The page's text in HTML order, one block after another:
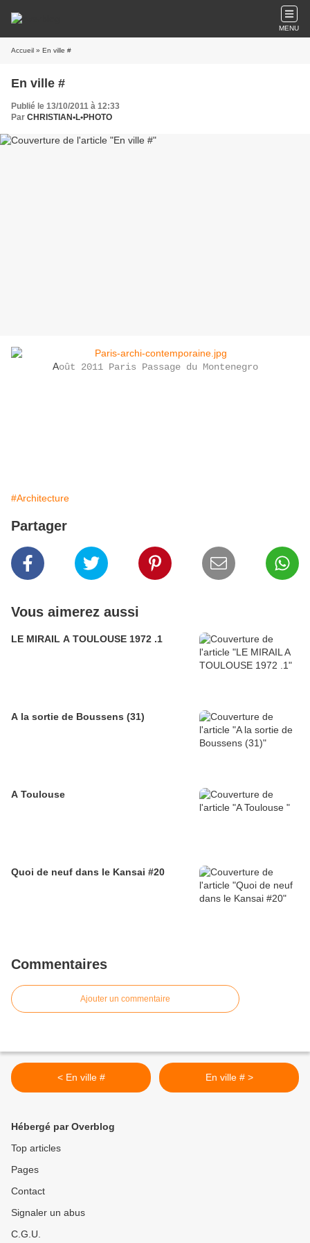
MENU
Accueil » En ville #
En ville #
Publié le 13/10/2011 à 12:33
Par CHRISTIAN•L•PHOTO
Août 2011 Paris Passage du Montenegro
#Architecture
Partager
Vous aimerez aussi
LE MIRAIL A TOULOUSE 1972 .1
A la sortie de Boussens (31)
A Toulouse
Quoi de neuf dans le Kansai #20
Commentaires
Ajouter un commentaire
< En ville # En ville # >
Hébergé par Overblog
Top articles
Pages
Contact
Signaler un abus
C.G.U.